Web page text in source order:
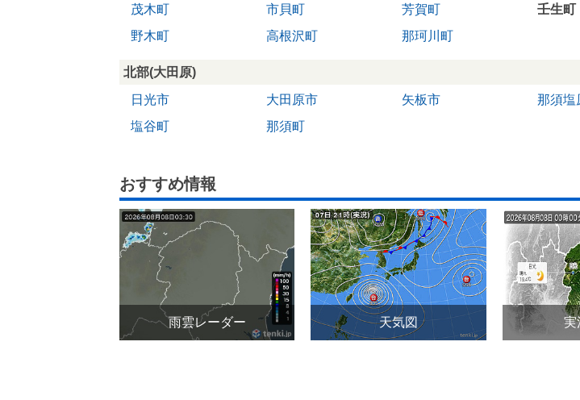
茂木町
市貝町 芳賀町
壬生町
野木町
高根沢町 那珂川町
北部(大田原)
日光市
大田原市 矢板市
那須塩
塩谷町
那須町
おすすめ情報
雨雲レーダー 天気図 実